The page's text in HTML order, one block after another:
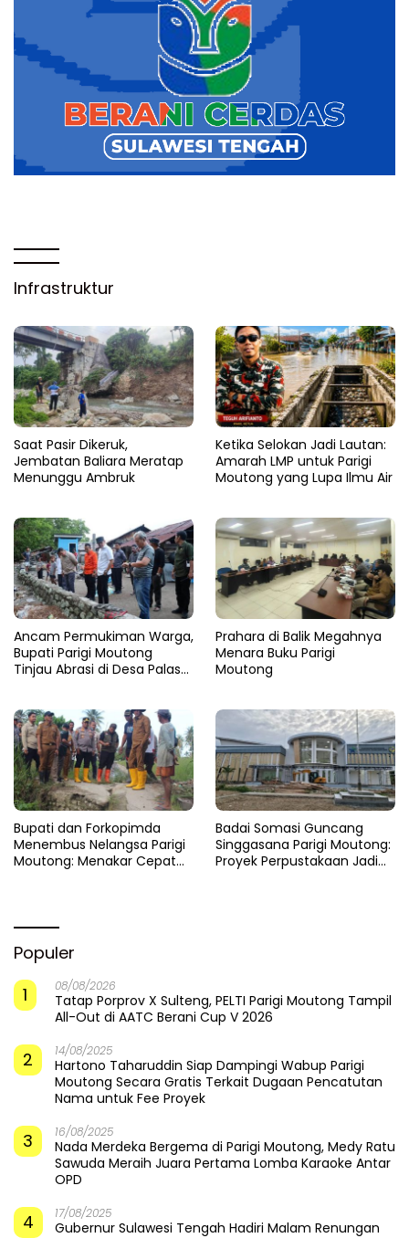
Infrastruktur
Saat Pasir Dikeruk,
Jembatan Baliara Meratap
Menunggu Ambruk
Ketika Selokan Jadi Lautan:
Amarah LMP untuk Parigi
Moutong yang Lupa Ilmu Air
Ancam Permukiman Warga,
Bupati Parigi Moutong
Tinjau Abrasi di Desa Palasa
Prahara di Balik Megahnya
Menara Buku Parigi
Moutong
​Bupati dan Forkopimda
Menembus Nelangsa Parigi
Moutong: Menakar Cepat
Badai Somasi Guncang
Singgasana Parigi Moutong:
Proyek Perpustakaan Jadi
Populer
1
08/08/2026
Tatap Porprov X Sulteng, PELTI Parigi Moutong Tampil
All-Out di AATC Berani Cup V 2026
2 14/08/2025
Hartono Taharuddin Siap Dampingi Wabup Parigi
Moutong Secara Gratis Terkait Dugaan Pencatutan
Nama untuk Fee Proyek
3 16/08/2025
Nada Merdeka Bergema di Parigi Moutong, Medy Ratu
Sawuda Meraih Juara Pertama Lomba Karaoke Antar
OPD
4 17/08/2025
Gubernur Sulawesi Tengah Hadiri Malam Renungan